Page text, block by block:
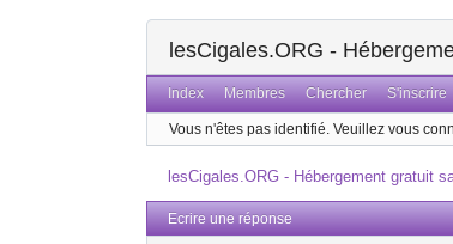
lesCigales.ORG -
Index Membres Chercher S'inscrire
Vous n'êtes pas identifié. Veuillez vous
lesCigales.ORG - Hébergement gratuit
Ecrire une réponse